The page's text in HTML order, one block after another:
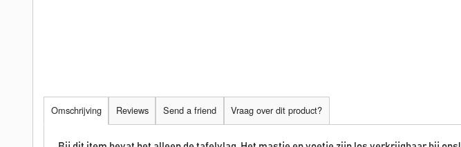
Omschrijving Reviews Send a friend Vraag over dit product?